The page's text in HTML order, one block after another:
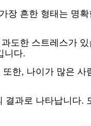
장 흔한 형태는 명
도한 스트레스가
니다.
한, 나이가 많은
과로 나타납니다.